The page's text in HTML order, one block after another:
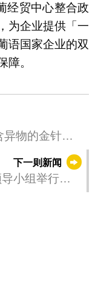
经贸中心整合政
为企业提供「一
语国家企业的双
障。
物的金针菇
下一则新闻
小组举行第